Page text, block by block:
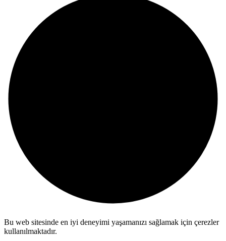
Bu web sitesinde en iyi deneyimi yaşamanızı sağlamak için çerezler
kullanılmaktadır.